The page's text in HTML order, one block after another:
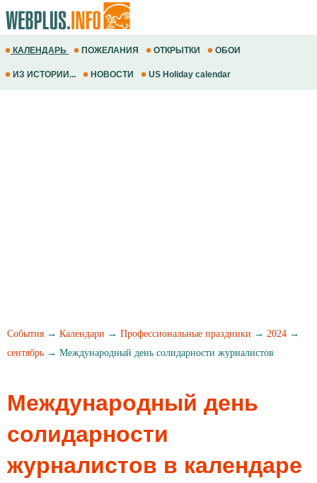
КАЛЕНДАРЬ ПОЖЕЛАНИЯ ОТКРЫТКИ ОБОИ
ИЗ ИСТОРИИ... НОВОСТИ US Holiday calendar
События → Календари → Профессиональные праздники → 2024 →
сентябрь → Международный день солидарности журналистов
Международный день
солидарности
журналистов в календаре